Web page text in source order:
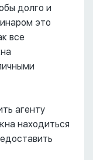
долго и
это
все
агенту
находиться